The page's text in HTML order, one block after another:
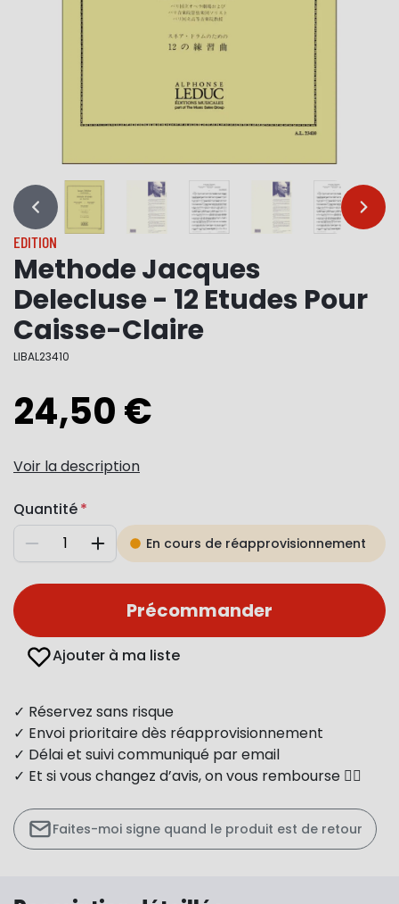
… …
EDITION
Methode Jacques
Delecluse - 12 Etudes Pour
Caisse-Claire
LIBAL23410
24,50 €
Voir la description
Quantité
Diminuer AugmenterEn cours de réapprovisionnement
Précommander
Ajouter à ma liste
✓ Réservez sans risque
✓ Envoi prioritaire dès réapprovisionnement
✓ Délai et suivi communiqué par email
✓ Et si vous changez d’avis, on vous rembourse 👍🏻
Faites-moi signe quand le produit est de retour